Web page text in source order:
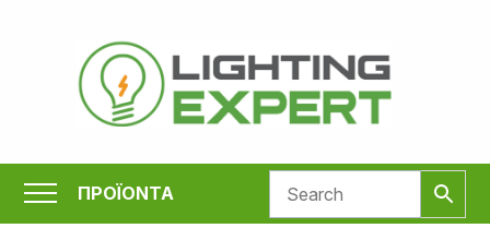
περιεχόμενο
ΠΡΟΪΟΝΤΑ